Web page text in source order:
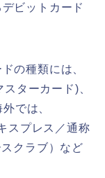
ビットカード
の種類には、
ターカード)、
では、
スプレス／通称
クラブ）など